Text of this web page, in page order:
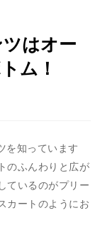
はオー
ム！
を知っています
のふんわりと広が
ているのがプリー
カートのようにお